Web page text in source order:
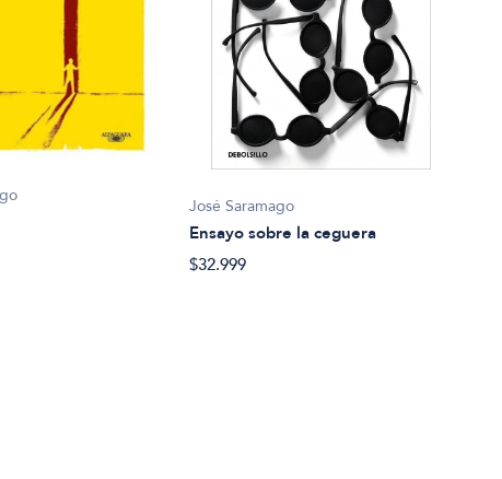
José Saramago
Ensayo sobre la ceguera
$32.999